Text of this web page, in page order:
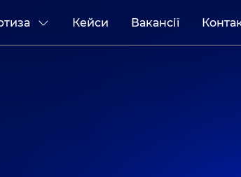
Кейси Вакансії